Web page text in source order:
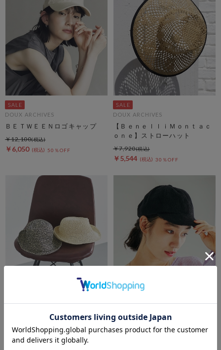
DOUX ARCHIVES
ＢＥＴＷＥＥＮロゴキャップ
￥6,050 50％OFF
￥12,100
DOUX ARCHIVES
【ＢｅｎｅｌｌｉＭｏｎｔａｃ
ｏｎｅ】ストローハット
￥5,544 30％OFF
￥7,920
DOUX ARCHIVES
クロシェバケットハット
￥14,300
DOUX ARCHIVES
［コントロールフリーク］シャ